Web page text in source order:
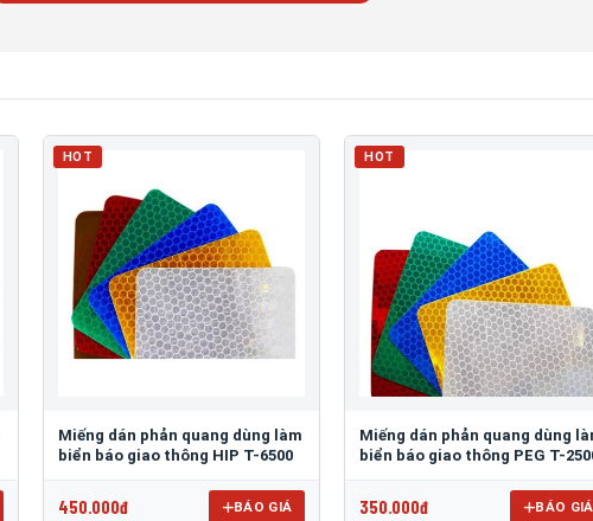
HOT
Miếng dán phản quang dùng làm
biển báo giao thông HIP T-6500
450.000đ BÁO GIÁ
HOT
Miếng dán phản quang dùng
biển báo giao thông PEG T-
350.000đ BÁO GIÁ